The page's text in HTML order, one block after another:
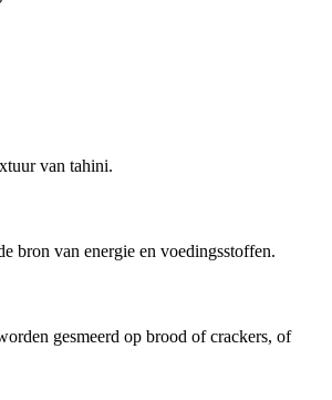
van tahini.
bron van energie en voedingsstoffen.
gesmeerd op brood of crackers, of